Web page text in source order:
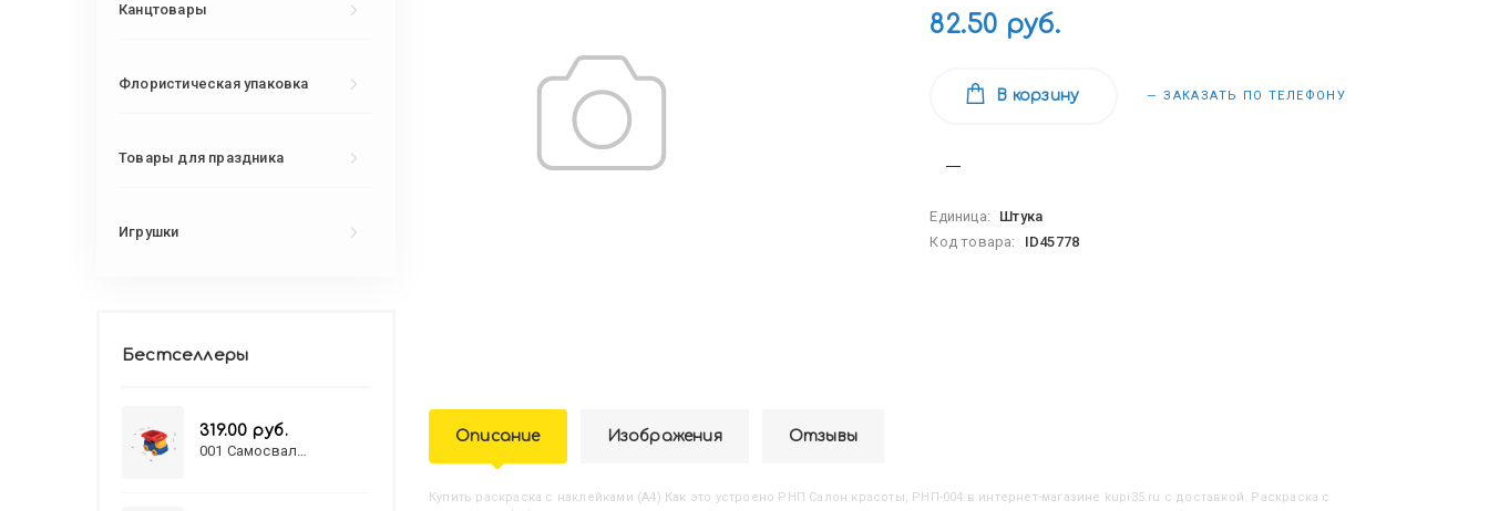
82.50 руб.
В корзину — ЗАКАЗАТЬ ПО ТЕЛЕФОНУ
Единица:
Штука
Код товара:
ID45778
Описание Изображения Отзывы
Купить Раскраска с наклейками (А4) Как это устроено РНП Салон красоты, РНП-004 в интернет-магазине kupi35.ru с доставкой. Раскраска с
Канцтовары
Флористическая упаковка
Товары для праздника
Игрушки
Бестселлеры
319.00 руб.
001 Самосвал